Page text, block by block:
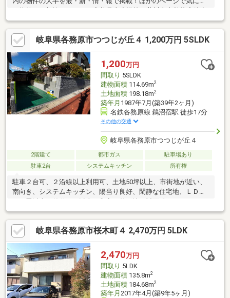
バス「清流高等特別支援学校前」停まで徒歩約5分◆生活主要施
設が徒歩圏内◆トイレ2箇所※写真をクリックすると、詳細をご覧
いただけます。＝＝＝＝＝＝＝＝＝＝＝＝＝＝＝＝＝＝＝＝＝＝
＝＝＝《気軽にお寄り下さい♪》店内にキッズスペースも完備♪お
子様連れでも気軽に立ち寄っていただけるお店です。＝＝＝＝＝
＝＝＝＝＝＝＝＝＝＝＝＝＝＝＝＝＝＝＝＝
岐阜県各務原市つつじが丘４ 1,200万円 5SLDK
1,200万円
間取り 5SLDK
建物面積114.69m2
土地面積198.18m2
築年月 1987年7月(築39年2ヶ月)
名鉄各務原線 鵜沼宿駅 徒歩17分
その他の交通
岐阜県各務原市つつじが丘４
2階建て 都市ガス
駐車場あり
駐車2台
システムキッチン 所有権
駐車２台可、２沿線以上利用可、土地50坪以上、市街地が近い、
南向き、システムキッチン、陽当り良好、閑静な住宅地、ＬＤＫ
１５畳以上、前道６ｍ以上、和室、整形地、対面式キッチン、ト
イレ２ヶ所、浴室１坪以上、２階建、南面バルコニー、オートバ
ス、温水洗浄便座、ＴＶモニタ付インターホン、緑豊かな住宅
地、通風良好、全居室６畳以上、都市ガス、高台に立地、小学校
徒歩10分以内、大型タウン内
岐阜県各務原市桜木町４ 2,470万円 5LDK
2,470万円
間取り 5LDK
建物面積135.8m2
土地面積184.68m2
築年月 2017年4月(築9年5ヶ月)